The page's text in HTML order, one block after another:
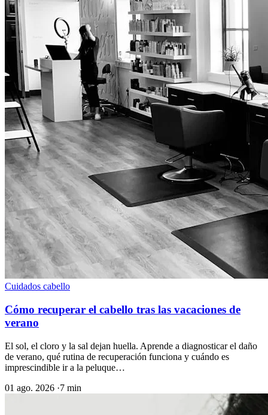
Cuidados cabello
Cómo recuperar el cabello tras las vacaciones de
verano
El sol, el cloro y la sal dejan huella. Aprende a diagnosticar el daño
de verano, qué rutina de recuperación funciona y cuándo es
imprescindible ir a la peluque…
01 ago. 2026 ·7 min